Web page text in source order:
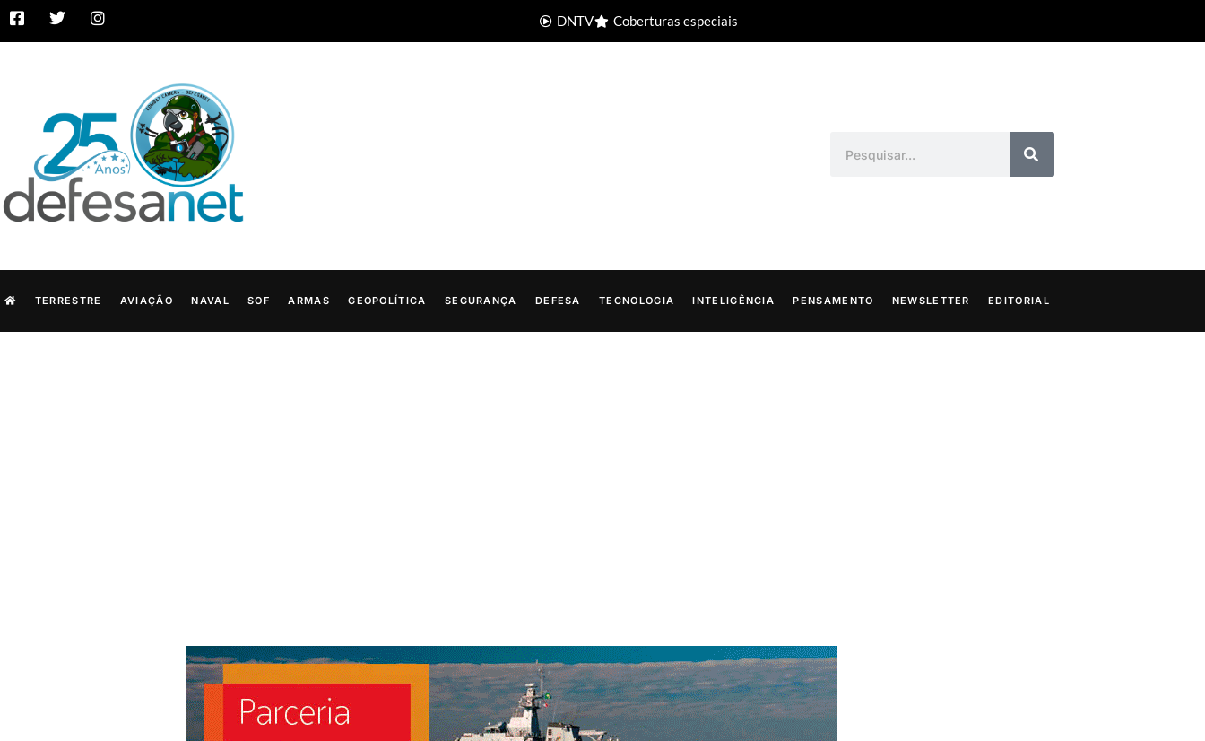
DNTV Coberturas especiais
TERRESTRE AVIAÇÃO NAVAL SOF ARMAS GEOPOLÍTICA SEGURANÇA DEFESA TECNOLOGIA INTELIGÊNCIA PENSAMENTO NEWSLETTER EDITORIAL